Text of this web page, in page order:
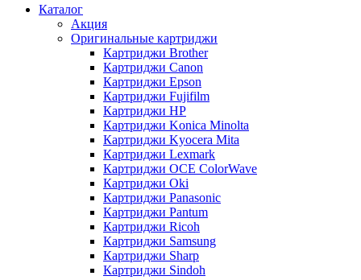
Каталог
Акция
Оригинальные картриджи
Картриджи Brother
Картриджи Canon
Картриджи Epson
Картриджи Fujifilm
Картриджи HP
Картриджи Konica Minolta
Картриджи Kyocera Mita
Картриджи Lexmark
Картриджи OCE ColorWave
Картриджи Oki
Картриджи Panasonic
Картриджи Pantum
Картриджи Ricoh
Картриджи Samsung
Картриджи Sharp
Картриджи Sindoh